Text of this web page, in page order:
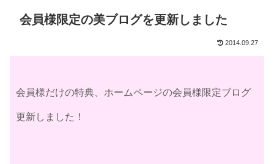
会員様限定の美ブログを更新しました
2014.09.27
会員様だけの特典、ホームページの会員様限定ブログ
更新しました！